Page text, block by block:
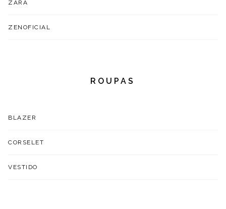
ZARA
ZENOFICIAL
ROUPAS
BLAZER
CORSELET
VESTIDO